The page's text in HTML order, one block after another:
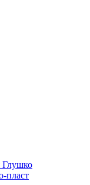
Глушко
пласт